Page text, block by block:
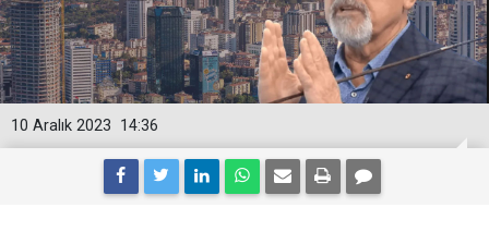
14:36
10 Aralık 2023